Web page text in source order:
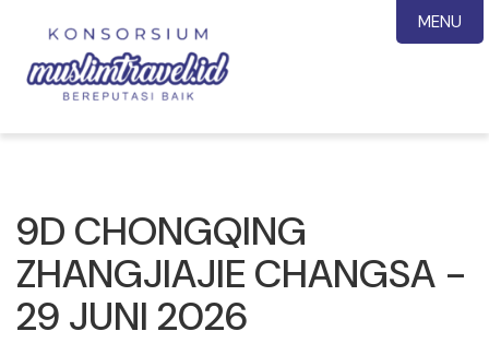
9D CHONGQING
ZHANGJIAJIE CHANGSA -
29 JUNI 2026
MENU